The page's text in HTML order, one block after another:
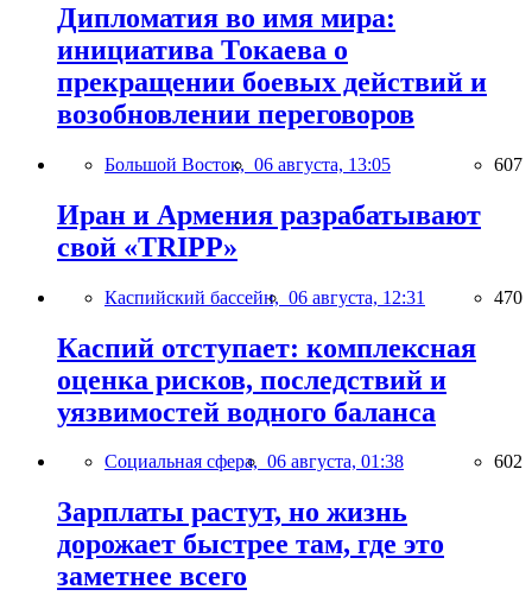
Дипломатия во имя мира:
инициатива Токаева о
прекращении боевых действий и
возобновлении переговоров
Большой Восток, 06 августа, 13:05 607
Иран и Армения разрабатывают
свой «TRIPP»
Каспийский бассейн, 06 августа, 12:31 470
Каспий отступает: комплексная
оценка рисков, последствий и
уязвимостей водного баланса
Социальная сфера, 06 августа, 01:38 602
Зарплаты растут, но жизнь
дорожает быстрее там, где это
заметнее всего